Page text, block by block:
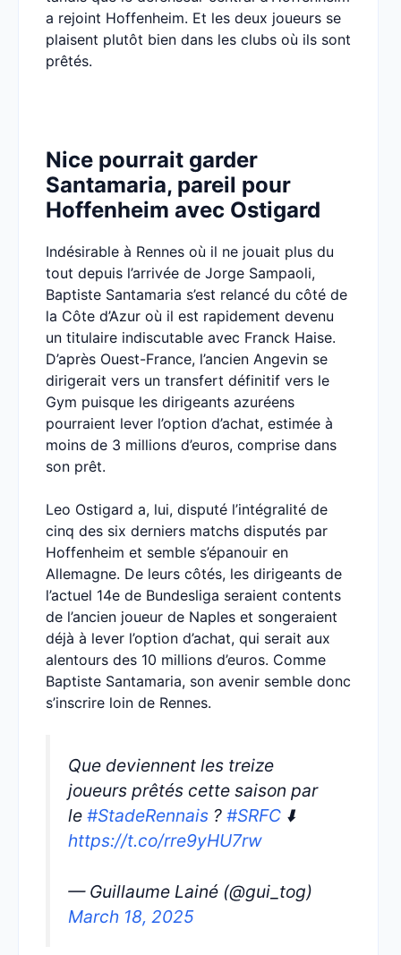
a rejoint Hoffenheim. Et les deux joueurs se
plaisent plutôt bien dans les clubs où ils sont
prêtés.
Nice pourrait garder
Santamaria, pareil pour
Hoffenheim avec Ostigard
Indésirable à Rennes où il ne jouait plus du
tout depuis l’arrivée de Jorge Sampaoli,
Baptiste Santamaria s’est relancé du côté de
la Côte d’Azur où il est rapidement devenu
un titulaire indiscutable avec Franck Haise.
D’après Ouest-France, l’ancien Angevin se
dirigerait vers un transfert définitif vers le
Gym puisque les dirigeants azuréens
pourraient lever l’option d’achat, estimée à
moins de 3 millions d’euros, comprise dans
son prêt.
Leo Ostigard a, lui, disputé l’intégralité de
cinq des six derniers matchs disputés par
Hoffenheim et semble s’épanouir en
Allemagne. De leurs côtés, les dirigeants de
l’actuel 14e de Bundesliga seraient contents
de l’ancien joueur de Naples et songeraient
déjà à lever l’option d’achat, qui serait aux
alentours des 10 millions d’euros. Comme
Baptiste Santamaria, son avenir semble donc
s’inscrire loin de Rennes.
Que deviennent les treize
joueurs prêtés cette saison par
le #StadeRennais ? #SRFC ⬇️
https://t.co/rre9yHU7rw
— Guillaume Lainé (@gui_tog)
March 18, 2025